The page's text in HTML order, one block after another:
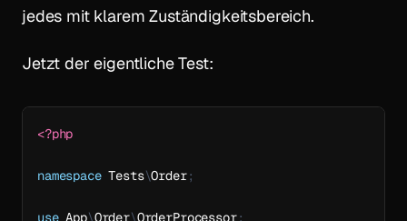
jedes mit klarem Zuständigkeitsbereich.
Jetzt der eigentliche Test:
<?php
namespace Tests\Order;
use App\Order\OrderProcessor;